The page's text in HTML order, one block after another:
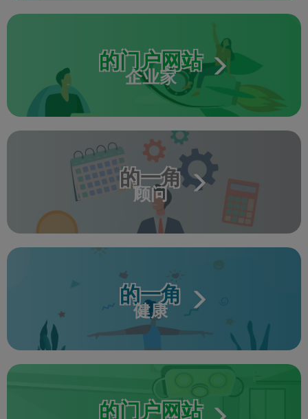
的门户网站
企业家
的一角
顾问
的一角
健康
的门户网站